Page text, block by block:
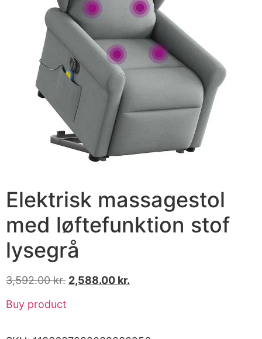
Elektrisk massagestol
med løftefunktion stof
lysegrå
3,592.00kr. 2,588.00 kr.
Buy product